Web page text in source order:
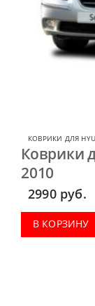
КОВРИКИ ДЛЯ
Коврики
2010
2990 руб.
В КОРЗИНУ